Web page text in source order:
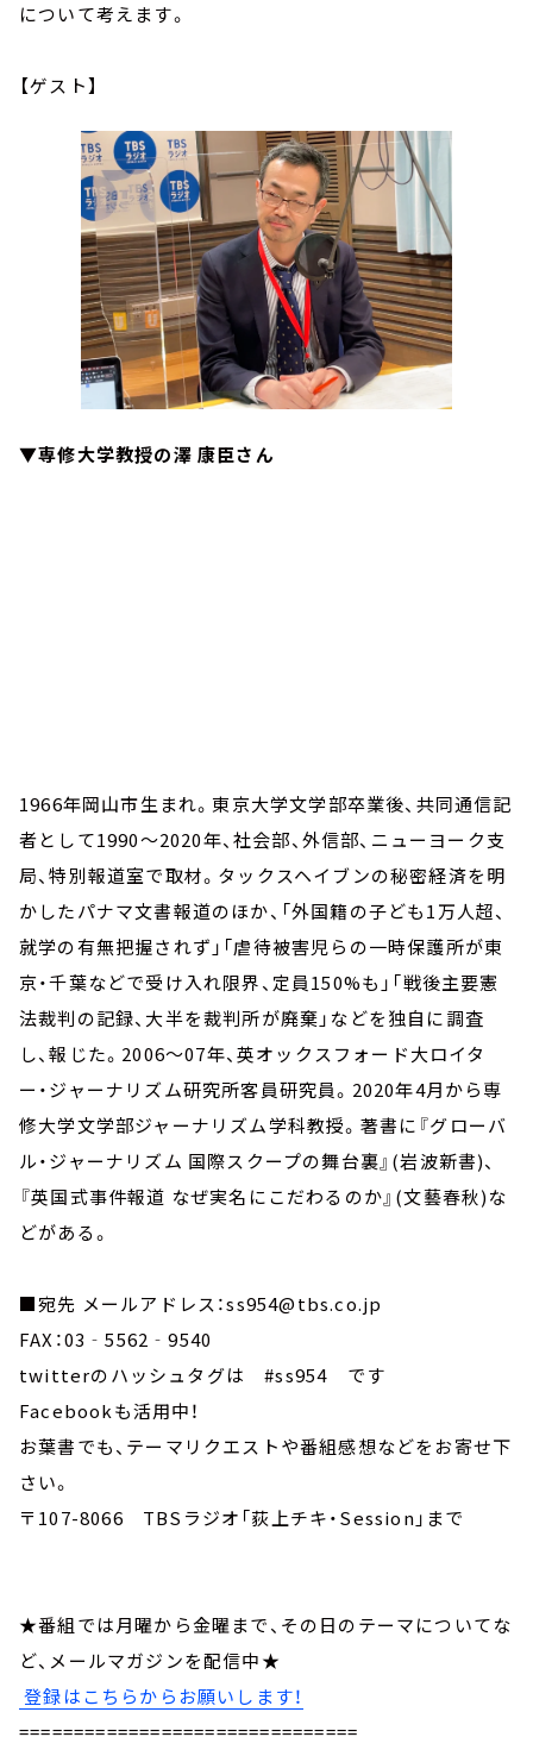
について考えます。
【ゲスト】
▼専修大学教授の澤 康臣さん
1966年岡山市生まれ。東京大学文学部卒業後、共同通信記
者として1990～2020年、社会部、外信部、ニューヨーク支
局、特別報道室で取材。タックスヘイブンの秘密経済を明
かしたパナマ文書報道のほか、「外国籍の子ども1万人超、
就学の有無把握されず」「虐待被害児らの一時保護所が東
京・千葉などで受け入れ限界、定員150%も」「戦後主要憲
法裁判の記録、大半を裁判所が廃棄」などを独自に調査
し、報じた。2006～07年、英オックスフォード大ロイタ
ー・ジャーナリズム研究所客員研究員。2020年4月から専
修大学文学部ジャーナリズム学科教授。著書に『グローバ
ル・ジャーナリズム 国際スクープの舞台裏』(岩波新書)、
『英国式事件報道 なぜ実名にこだわるのか』(文藝春秋)な
どがある。
■宛先 メールアドレス：ss954@tbs.co.jp
FAX：03‐5562‐9540
twitterのハッシュタグは #ss954 です
Facebookも活用中！
お葉書でも、テーマリクエストや番組感想などをお寄せ下
さい。
〒107-8066 TBSラジオ「荻上チキ・Session」まで
★番組では月曜から金曜まで、その日のテーマについてな
ど、メールマガジンを配信中★
登録はこちらからお願いします！
===============================